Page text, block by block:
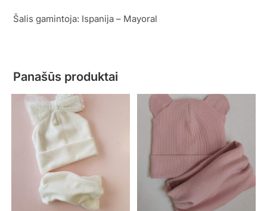
Šalis gamintoja: Ispanija – Mayoral
Panašūs produktai